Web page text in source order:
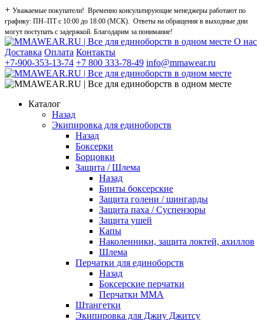
+ Уважаемые покупатели! Временно консультирующие менеджеры работают по
графику: ПН–ПТ с 10:00 до 18:00 (МСК). Ответы на обращения в выходные дни
могут поступать с задержкой. Благодарим за понимание!
О нас
Доставка Оплата Контакты
+7-900-353-13-74 +7 800 333-78-49 info@mmawear.ru
Каталог
Назад
Экипировка для единоборств
Назад
Боксерки
Борцовки
Защита / Шлема
Назад
Бинты боксерские
Защита голени / шингарды
Защита паха / Суспензоры
Защита ушей
Капы
Наколенники, защита локтей, ахиллов
Шлема
Перчатки для единоборств
Назад
Боксерские перчатки
Перчатки ММА
Штангетки
Экипировка для Джиу Джитсу